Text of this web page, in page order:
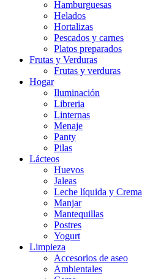
Hamburguesas
Helados
Hortalizas
Pescados y carnes
Platos preparados
Frutas y Verduras
Frutas y verduras
Hogar
Iluminación
Libreria
Linternas
Menaje
Panty
Pilas
Lácteos
Huevos
Jaleas
Leche líquida y Crema
Manjar
Mantequillas
Postres
Yogurt
Limpieza
Accesorios de aseo
Ambientales